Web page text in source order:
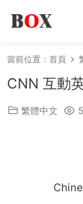
當前位置： 首頁
CNN 互動
繁體中文